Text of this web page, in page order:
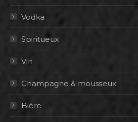
Vodka
Spiritueux
Vin
Champagne & mousseux
Bière